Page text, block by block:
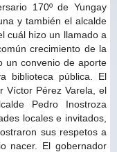
170º de Yungay
y también el alcalde
cuál hizo un llamado a
crecimiento de la
un convenio de aporte
biblioteca pública. El
Víctor Pérez Varela, el
Pedro Inostroza
locales e invitados,
sus respetos a
nacer. El gobernador